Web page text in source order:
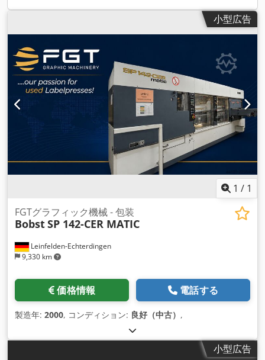
小型広告
1 / 1
Leinfelden-Echterdingen
9,330 km
FGTグラフィック機械 - 包装
BobstSP 142-CER MATIC
価格情報 電話する
製造年: 2000, コンディション: 良好（中古） ,
小型広告